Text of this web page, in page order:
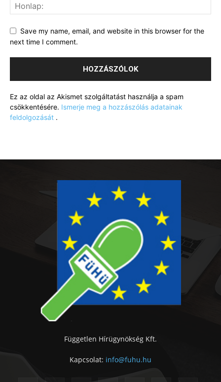
Save my name, email, and website in this browser for the
next time I comment.
Ez az oldal az Akismet szolgáltatást használja a spam
csökkentésére. Ismerje meg a hozzászólás adatainak
feldolgozását .
Független Hírügynökség Kft.
Kapcsolat: info@fuhu.hu